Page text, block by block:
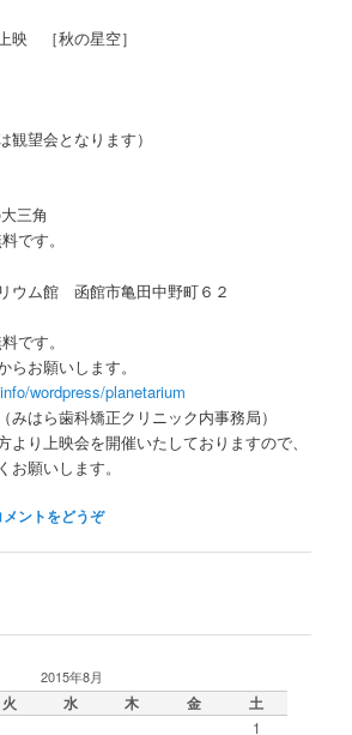
映 ［秋の星空］
観望会となります）
三角
です。
ウム館 函館市亀田中野町６２
です。
お願いします。
wordpress/planetarium
はら歯科矯正クリニック内事務局）
より上映会を開催いたしておりますので、
お願いします。
メントをどうぞ
2015年8月
火 水 木 金 土
1